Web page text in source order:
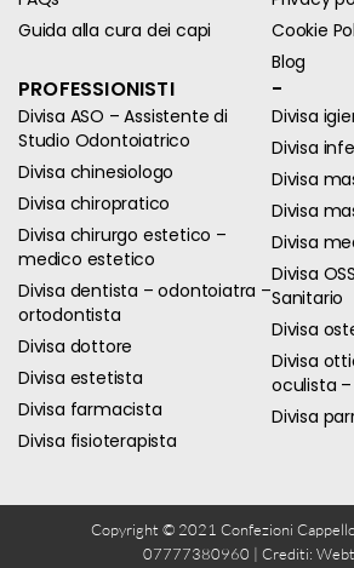
Guida alla cura dei capi
Cookie
Blog
PROFESSIONISTI
Divisa ASO – Assistente di
Studio Odontoiatrico
Divisa chinesiologo
Divisa chiropratico
Divisa chirurgo estetico –
medico estetico
Divisa dentista – odontoiatra –
ortodontista
Divisa dottore
Divisa estetista
Divisa farmacista
Divisa fisioterapista
-
Divisa
Divisa
Divisa
Divisa
Divisa
Divisa
Sanitario
Divisa
Divisa
oculista
Divisa
Copyright © 2021 Confezioni Cappello
07777380960 | Crediti: